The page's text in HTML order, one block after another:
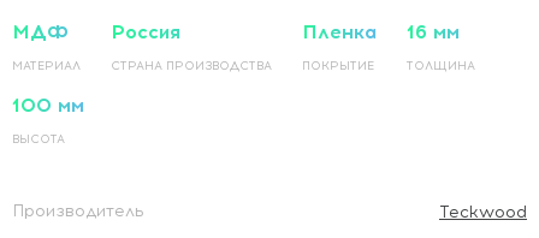
МДФ
МАТЕРИАЛ
Россия
СТРАНА ПРОИЗВОДСТВА
Пленка
ПОКРЫТИЕ
16 мм
ТОЛЩИНА
100 мм
ВЫСОТА
Производитель Teckwood